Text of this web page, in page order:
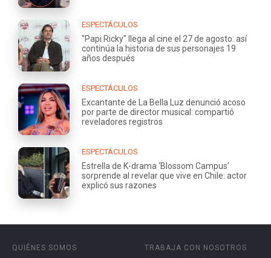
ESPECTÁCULOS
"Papi Ricky" llega al cine el 27 de agosto: así
continúa la historia de sus personajes 19
años después
ESPECTÁCULOS
Excantante de La Bella Luz denunció acoso
por parte de director musical: compartió
reveladores registros
ESPECTÁCULOS
Estrella de K-drama ‘Blossom Campus’
sorprende al revelar que vive en Chile: actor
explicó sus razones
QUIÉNES SOMOS
TRABAJA CON NOSOTROS